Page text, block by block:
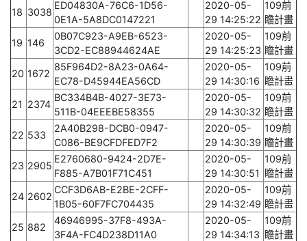
18 3038
ED04830A-76C6-1D56-
0E1A-5A8DC0147221
2020-05-
29 14:25:22
109前
瞻計畫
19 146
0B07C923-A9EB-6523-
3CD2-EC88944624AE
2020-05-
29 14:25:23
109前
瞻計畫
20 1672
85F964D2-8A23-0A64-
EC78-D45944EA56CD
2020-05-
29 14:30:16
109前
瞻計畫
21 2374
BC334B4B-4027-3E73-
511B-04EEEBE58355
2020-05-
29 14:30:32
109前
瞻計畫
22 533
2A40B298-DCB0-0947-
C086-BE9CFDFED7F2
2020-05-
29 14:30:39
109前
瞻計畫
23 2905
E2760680-9424-2D7E-
F885-A7B01F71C451
2020-05-
29 14:30:51
109前
瞻計畫
24 2602
CCF3D6AB-E2BE-2CFF-
1B05-60F7FC704435
2020-05-
29 14:32:49
109前
瞻計畫
25 882
46946995-37F8-493A-
3F4A-FC4D238D11A0
2020-05-
29 14:34:13
109前
瞻計畫